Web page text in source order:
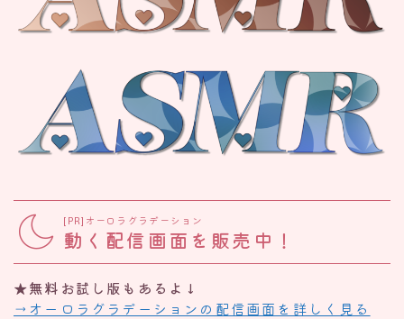
[PR]オーロラグラデーション
動く配信画面を販売中！
★無料お試し版もあるよ↓
→オーロラグラデーションの配信画面を詳しく見る